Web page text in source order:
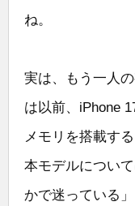
ね。
実は、もう一人
は以前、iPhone
メモリを搭載す
本モデルについ
かで迷っている